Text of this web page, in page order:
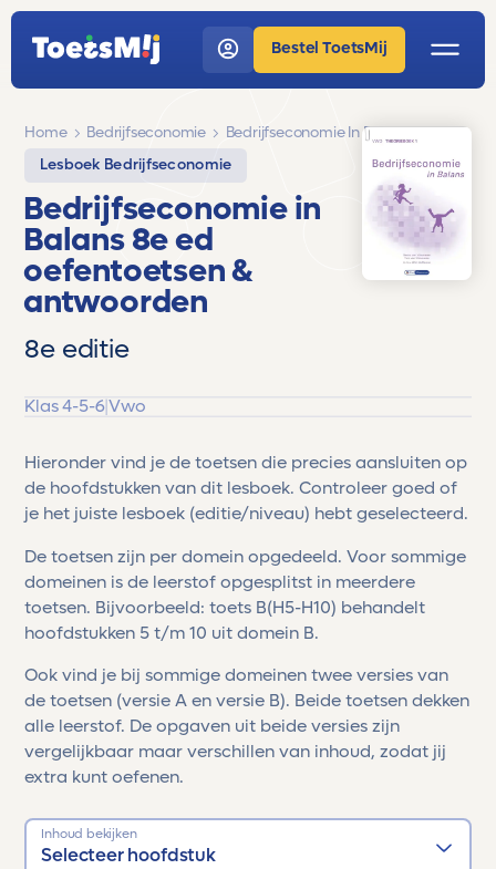
Bestel ToetsMij
Home Bedrijfseconomie
Bedrijfseconomie In Balans
Lesboek Bedrijfseconomie
Bedrijfseconomie in
Balans 8e ed
oefentoetsen &
antwoorden
8e editie
Klas 4-5-6|Vwo
Hieronder vind je de toetsen die precies aansluiten op
de hoofdstukken van dit lesboek. Controleer goed of
je het juiste lesboek (editie/niveau) hebt geselecteerd.
De toetsen zijn per domein opgedeeld. Voor sommige
domeinen is de leerstof opgesplitst in meerdere
toetsen. Bijvoorbeeld: toets B(H5-H10) behandelt
hoofdstukken 5 t/m 10 uit domein B.
Ook vind je bij sommige domeinen twee versies van
de toetsen (versie A en versie B). Beide toetsen dekken
alle leerstof. De opgaven uit beide versies zijn
vergelijkbaar maar verschillen van inhoud, zodat jij
extra kunt oefenen.
Inhoud bekijken
Selecteer hoofdstuk